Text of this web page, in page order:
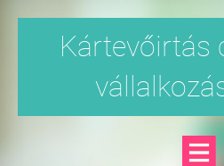
Kártevőirtás